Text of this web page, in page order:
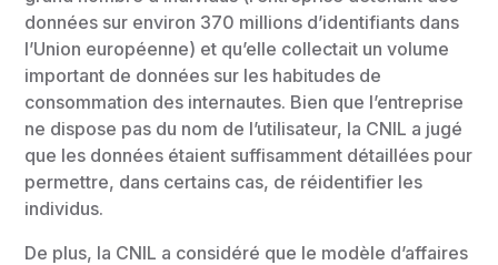
données sur environ 370 millions d’identifiants dans
l’Union européenne) et qu’elle collectait un volume
important de données sur les habitudes de
consommation des internautes. Bien que l’entreprise
ne dispose pas du nom de l’utilisateur, la CNIL a jugé
que les données étaient suffisamment détaillées pour
permettre, dans certains cas, de réidentifier les
individus.
De plus, la CNIL a considéré que le modèle d’affaires